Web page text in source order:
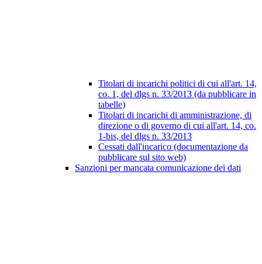
Titolari di incarichi politici di cui all'art. 14,
co. 1, del dlgs n. 33/2013 (da pubblicare in
tabelle)
Titolari di incarichi di amministrazione, di
direzione o di governo di cui all'art. 14, co.
1-bis, del dlgs n. 33/2013
Cessati dall'incarico (documentazione da
pubblicare sul sito web)
Sanzioni per mancata comunicazione dei dati